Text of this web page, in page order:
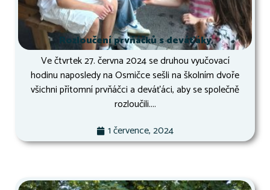
Rozloučení prvňáčků s deváťáky
Ve čtvrtek 27. června 2024 se druhou vyučovací
hodinu naposledy na Osmičce sešli na školním dvoře
všichni přítomní prvňáčci a deváťáci, aby se společně
rozloučili....
1 července, 2024